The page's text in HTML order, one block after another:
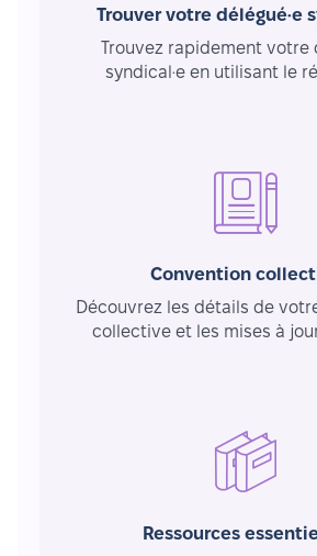
Trouver votre délégué·e
Trouvez rapidement votre
syndical·e en utilisant le
Convention
Découvrez les détails de
collective et les mises à
Ressources